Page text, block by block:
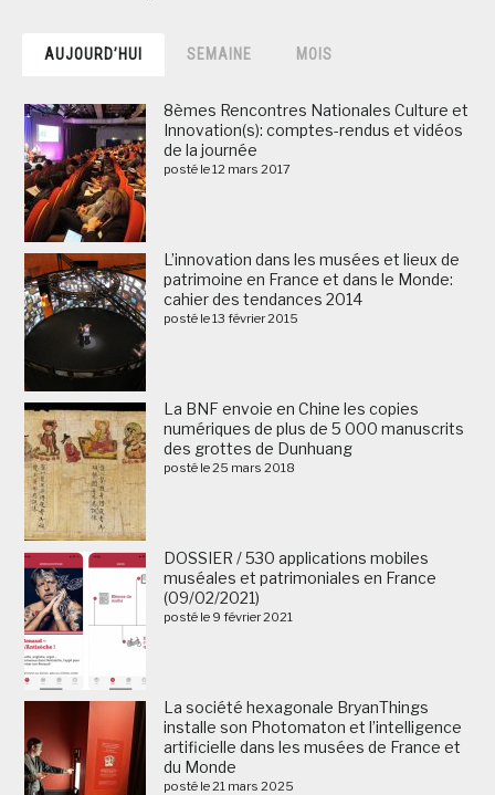
AUJOURD’HUI SEMAINE MOIS
8èmes Rencontres Nationales Culture et
Innovation(s): comptes-rendus et vidéos
de la journée
posté le 12 mars 2017
L’innovation dans les musées et lieux de
patrimoine en France et dans le Monde:
cahier des tendances 2014
posté le 13 février 2015
La BNF envoie en Chine les copies
numériques de plus de 5 000 manuscrits
des grottes de Dunhuang
posté le 25 mars 2018
DOSSIER / 530 applications mobiles
muséales et patrimoniales en France
(09/02/2021)
posté le 9 février 2021
La société hexagonale BryanThings
installe son Photomaton et l’intelligence
artificielle dans les musées de France et
du Monde
posté le 21 mars 2025